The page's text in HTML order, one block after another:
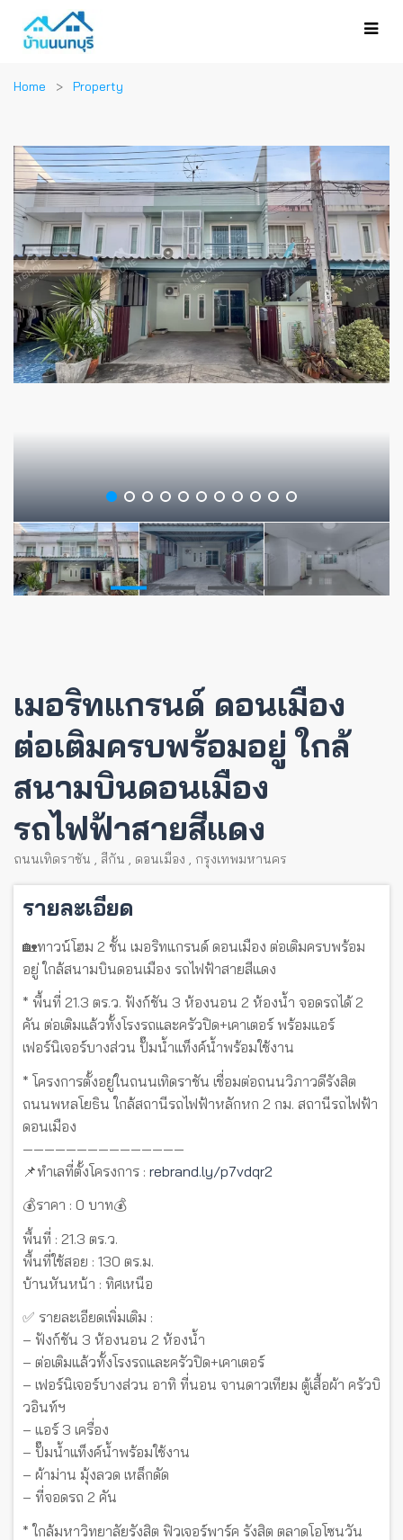
Home Property
เมอริทแกรนด์ ดอนเมือง
ต่อเติมครบพร้อมอยู่ ใกล้
สนามบินดอนเมือง
รถไฟฟ้าสายสีแดง
ถนนเทิดราชัน , สีกัน , ดอนเมือง , กรุงเทพมหานคร
รายละเอียด
🏡ทาวน์โฮม 2 ชั้น เมอริทแกรนด์ ดอนเมือง ต่อเติมครบพร้อม
อยู่ ใกล้สนามบินดอนเมือง รถไฟฟ้าสายสีแดง
* พื้นที่ 21.3 ตร.ว. ฟังก์ชัน 3 ห้องนอน 2 ห้องน้ำ จอดรถได้ 2
คัน ต่อเติมแล้วทั้งโรงรถและครัวปิด+เคาเตอร์ พร้อมแอร์
เฟอร์นิเจอร์บางส่วน ปั๊มน้ำแท็งค์น้ำพร้อมใช้งาน
* โครงการตั้งอยู่ในถนนเทิดราชัน เชื่อมต่อถนนวิภาวดีรังสิต
ถนนพหลโยธิน ใกล้สถานีรถไฟฟ้าหลักหก 2 กม. สถานีรถไฟฟ้า
ดอนเมือง
———————————————
📌ทำเลที่ตั้งโครงการ : rebrand.ly/p7vdqr2
💰ราคา : 0 บาท💰
พื้นที่ : 21.3 ตร.ว.
พื้นที่ใช้สอย : 130 ตร.ม.
บ้านหันหน้า : ทิศเหนือ
✅ รายละเอียดเพิ่มเติม :
– ฟังก์ชัน 3 ห้องนอน 2 ห้องน้ำ
– ต่อเติมแล้วทั้งโรงรถและครัวปิด+เคาเตอร์
– เฟอร์นิเจอร์บางส่วน อาทิ ที่นอน จานดาวเทียม ตู้เสื้อผ้า ครัวบิ
วอินท์ฯ
– แอร์ 3 เครื่อง
– ปั๊มน้ำแท็งค์น้ำพร้อมใช้งาน
– ผ้าม่าน มุ้งลวด เหล็กดัด
– ที่จอดรถ 2 คัน
* ใกล้มหาวิทยาลัยรังสิต ฟิวเจอร์พาร์ค รังสิต ตลาดโอโซนวัน